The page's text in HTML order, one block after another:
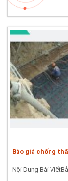
Báo giá chống
Nội Dung Bài